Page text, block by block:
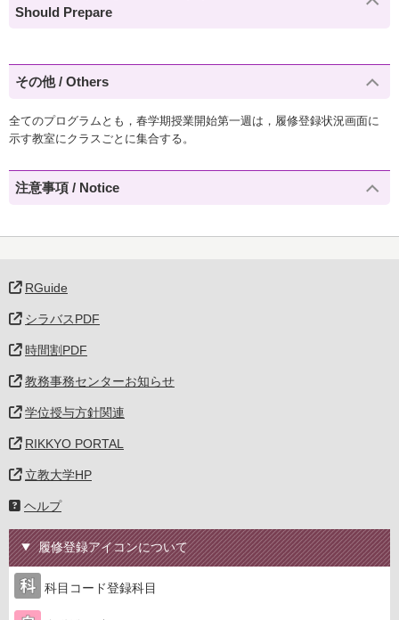
Should Prepare
その他 / Others
全てのプログラムとも，春学期授業開始第一週は，履修登録状況画面に
示す教室にクラスごとに集合する。
注意事項 / Notice
RGuide
シラバスPDF
時間割PDF
教務事務センターお知らせ
学位授与方針関連
RIKKYO PORTAL
立教大学HP
ヘルプ
履修登録アイコンについて
科目コード登録科目